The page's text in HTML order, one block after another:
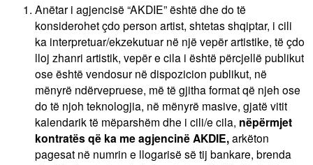
Anëtar i agjencisë “AKDIE” është dhe do të
konsiderohet çdo person artist, shtetas shqiptar, i cili
ka interpretuar/ekzekutuar në një vepër artistike, të çdo
lloj zhanri artistik, vepër e cila i është përcjellë publikut
ose është vendosur në dispozicion publikut, në
mënyrë ndërvepruese, më të gjitha format që njeh ose
do të njoh teknologjia, në mënyrë masive, gjatë vitit
kalendarik të mëparshëm dhe i cili/e cila, nëpërmjet
kontratës që ka me agjencinë AKDIE,arkëton
pagesat në numrin e llogarisë së tij bankare, brenda